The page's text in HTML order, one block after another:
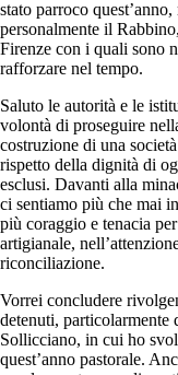
stato parroco
personalmente il
Firenze con i quali sono
rafforzare nel tempo.
Saluto le autorità e le
volontà di proseguire
costruzione di una
rispetto della dignità di
esclusi. Davanti alla
ci sentiamo più che mai
più coraggio e tenacia
artigianale,
riconciliazione.
Vorrei concludere
detenuti, particolarmente
Sollicciano, in cui ho
quest’anno pastorale.